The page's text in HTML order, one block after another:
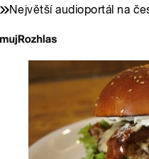
Největší audioportál na